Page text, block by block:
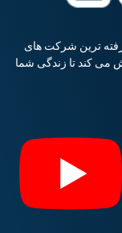
ترین شرکت های
می کند تا زندگی شما